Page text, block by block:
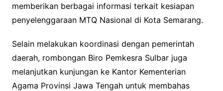
memberikan berbagai informasi terkait kesiapan
penyelenggaraan MTQ Nasional di Kota Semarang.
Selain melakukan koordinasi dengan pemerintah
daerah, rombongan Biro Pemkesra Sulbar juga
melanjutkan kunjungan ke Kantor Kementerian
Agama Provinsi Jawa Tengah untuk membahas